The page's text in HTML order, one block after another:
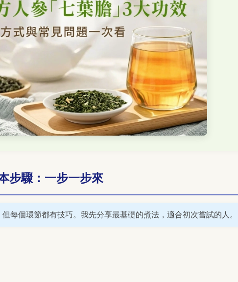
步驟：一步一步來
每個環節都有技巧。我先分享最基礎的煮法，適合初次嘗試的人。